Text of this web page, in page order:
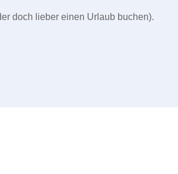
doch lieber einen Urlaub buchen).